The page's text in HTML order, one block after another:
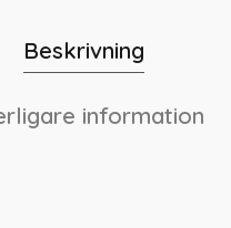
Beskrivning
information